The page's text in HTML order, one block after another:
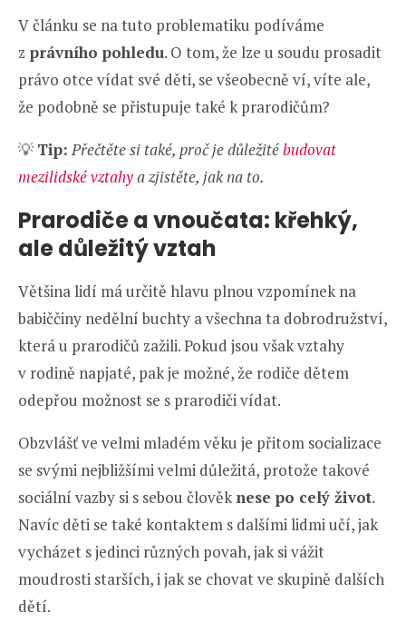
V článku se na tuto problematiku podíváme
z právního pohledu. O tom, že lze u soudu prosadit
právo otce vídat své děti, se všeobecně ví, víte ale,
že podobně se přistupuje také k prarodičům?
💡 Tip: Přečtěte si také, proč je důležitébudovat
mezilidské vztahya zjistěte, jak na to.
Prarodiče a vnoučata: křehký,
ale důležitý vztah
Většina lidí má určitě hlavu plnou vzpomínek na
babiččiny nedělní buchty a všechna ta dobrodružství,
která u prarodičů zažili. Pokud jsou však vztahy
v rodině napjaté, pak je možné, že rodiče dětem
odepřou možnost se s prarodiči vídat.
Obzvlášť ve velmi mladém věku je přitom socializace
se svými nejbližšími velmi důležitá, protože takové
sociální vazby si s sebou člověknese po celý život.
Navíc děti se také kontaktem s dalšími lidmi učí, jak
vycházet s jedinci různých povah, jak si vážit
moudrosti starších, i jak se chovat ve skupině dalších
dětí.